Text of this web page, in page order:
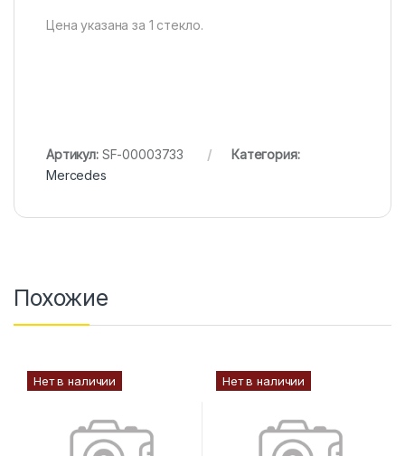
Цена указана за 1 стекло.
Артикул: SF-00003733
Категория:
Mercedes
Похожие
Нет в наличии Нет в наличии